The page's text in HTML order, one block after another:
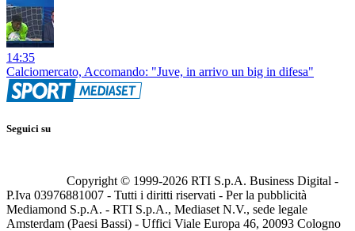
14:35
Calciomercato, Accomando: "Juve, in arrivo un big in difesa"
Seguici su
Copyright © 1999-2026 RTI S.p.A. Business Digital -
P.Iva 03976881007 - Tutti i diritti riservati - Per la pubblicità
Mediamond S.p.A. - RTI S.p.A., Mediaset N.V., sede legale
Amsterdam (Paesi Bassi) - Uffici Viale Europa 46, 20093 Cologno